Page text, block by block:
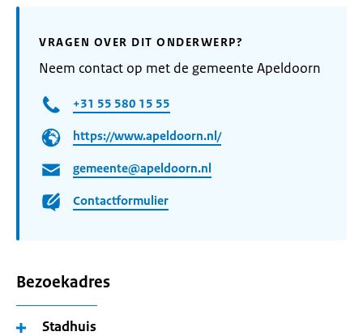
VRAGEN OVER DIT ONDERWERP?
Neem contact op met de gemeente Apeldoorn
+31 55 580 15 55
https://www.apeldoorn.nl/
gemeente@apeldoorn.nl
Contactformulier
Bezoekadres
Stadhuis